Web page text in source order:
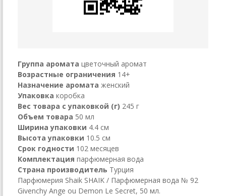
Группа аромата цветочный аромат
Возрастные ограничения 14+
Назначение аромата женский
Упаковка коробка
Вес товара с упаковкой (г) 245 г
Объем товара 50 мл
Ширина упаковки 4.4 см
Высота упаковки 10.5 см
Срок годности 102 месяцев
Комплектация парфюмерная вода
Страна производитель Турция
Парфюмерия Shaik SHAIK / Парфюмерная вода № 92
Givenchy Ange ou Demon Le Secret, 50 мл.